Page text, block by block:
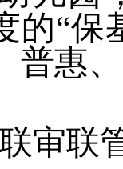
的“
普惠
审联